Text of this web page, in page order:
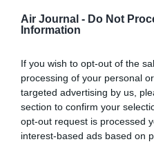
Air Journal - Do Not
Information
If you wish to opt-out of the
processing of your personal
targeted advertising by us,
section to confirm your
opt-out request is processed
interest-based ads based on
rooots a commenté :
PEQ2!